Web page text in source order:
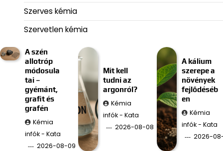
Szerves kémia
Szervetlen kémia
A szén
allotróp
módosula
tai –
gyémánt,
grafit és
grafén
Kémia
infók - Kata
2026-08-09
Mit kell
tudni az
argonról?
Kémia
infók - Kata
2026-08-08
A kálium
szerepe a
növények
fejlődéséb
en
Kémia
infók - Kata
2026-